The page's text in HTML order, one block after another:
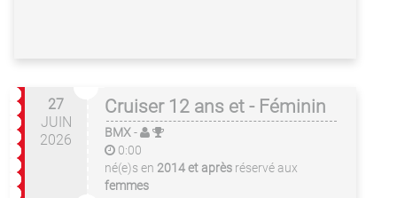
27
JUIN
2026
Cruiser 12 ans et - Féminin
BMX-
0:00
né(e)s en 2014 et après réservé aux
femmes